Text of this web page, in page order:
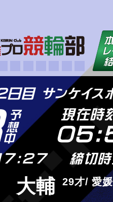
17:27 締切
大輔 29 愛媛
現在時